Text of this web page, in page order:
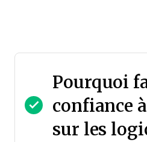
Pourquoi
confiance
sur les